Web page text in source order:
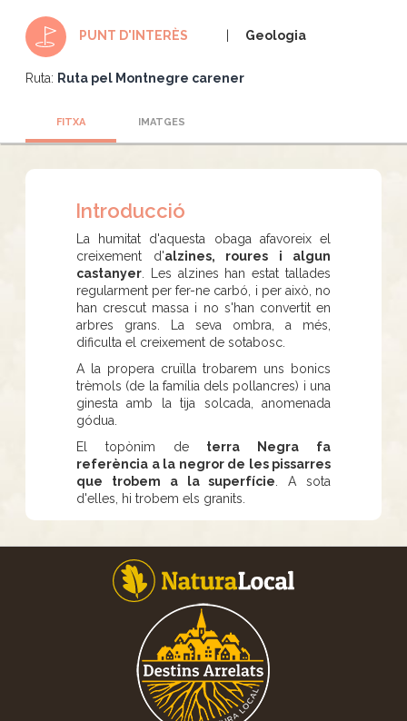
PUNT D'INTERÈS Geologia
Ruta: Ruta pel Montnegre carener
FITXA IMATGES
Introducció
La humitat d'aquesta obaga afavoreix el
creixement d'alzines, roures i algun
castanyer . Les alzines han estat tallades
regularment per fer-ne carbó, i per això, no
han crescut massa i no s'han convertit en
arbres grans. La seva ombra, a més,
dificulta el creixement de sotabosc.
A la propera cruïlla trobarem uns bonics
trèmols (de la família dels pollancres) i una
ginesta amb la tija solcada, anomenada
gódua.
El topònim de terra Negra fa
referència a la negror de les pissarres
que trobem a la superfície . A sota
d'elles, hi trobem els granits.